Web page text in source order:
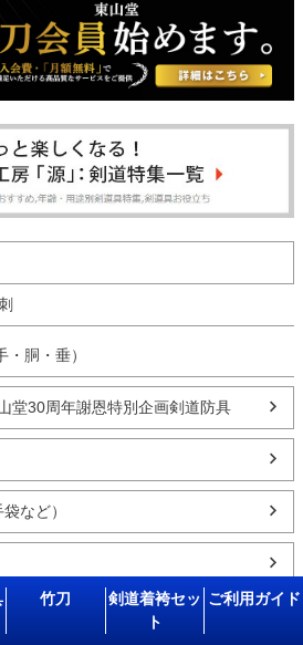
胴・垂）
堂30周年謝恩特別企画剣道防具
など）
竹刀
剣道着袴セッ
ト
ご利用ガイド